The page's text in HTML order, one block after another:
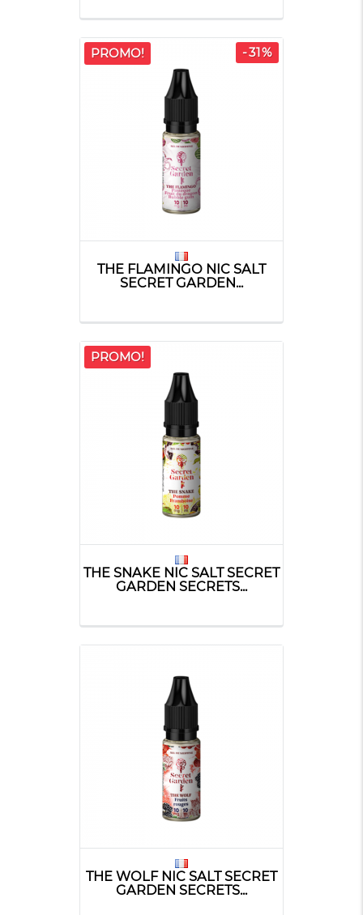
PROMO! -31%
THE FLAMINGO NIC SALT
SECRET GARDEN...
PROMO!
THE SNAKE NIC SALT SECRET
GARDEN SECRETS...
THE WOLF NIC SALT SECRET
GARDEN SECRETS...